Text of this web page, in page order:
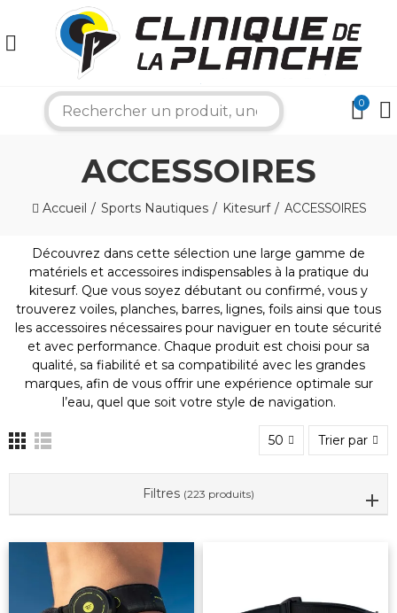
0
ACCESSOIRES
Accueil Sports Nautiques Kitesurf ACCESSOIRES
Découvrez dans cette sélection une large gamme de
matériels et accessoires indispensables à la pratique du
kitesurf. Que vous soyez débutant ou confirmé, vous y
trouverez voiles, planches, barres, lignes, foils ainsi que tous
les accessoires nécessaires pour naviguer en toute sécurité
et avec performance. Chaque produit est choisi pour sa
qualité, sa fiabilité et sa compatibilité avec les grandes
marques, afin de vous offrir une expérience optimale sur
l’eau, quel que soit votre style de navigation.
50 Trier par
Filtres (223 produits)
×
person
Est-ce que vous êtes ouvert aujourd’hui ?
En tant que Rider-Conseil Clinique de la Planche,
je suis là pour t'aider avec le matériel !
Je n'ai pas les informations en temps réel sur les
horaires d'ouverture exacts de nos shops à
vérifier directement sur notre site web
de nous appeler.